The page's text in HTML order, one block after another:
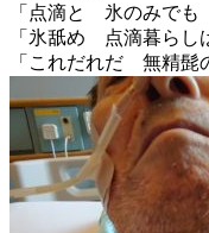
「点滴と 氷のみでも
「氷舐め 点滴暮らし
「これだれだ 無精髭